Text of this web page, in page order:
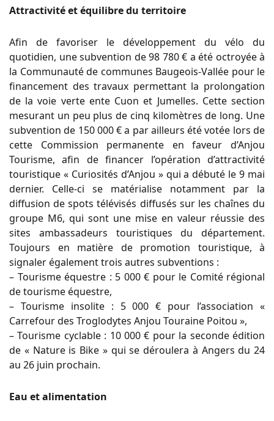
Attractivité et équilibre du territoire
Afin de favoriser le développement du vélo du
quotidien, une subvention de 98 780 € a été octroyée à
la Communauté de communes Baugeois-Vallée pour le
financement des travaux permettant la prolongation
de la voie verte ente Cuon et Jumelles. Cette section
mesurant un peu plus de cinq kilomètres de long. Une
subvention de 150 000 € a par ailleurs été votée lors de
cette Commission permanente en faveur d’Anjou
Tourisme, afin de financer l’opération d’attractivité
touristique « Curiosités d’Anjou » qui a débuté le 9 mai
dernier. Celle-ci se matérialise notamment par la
diffusion de spots télévisés diffusés sur les chaînes du
groupe M6, qui sont une mise en valeur réussie des
sites ambassadeurs touristiques du département.
Toujours en matière de promotion touristique, à
signaler également trois autres subventions :
– Tourisme équestre : 5 000 € pour le Comité régional
de tourisme équestre,
– Tourisme insolite : 5 000 € pour l’association «
Carrefour des Troglodytes Anjou Touraine Poitou »,
– Tourisme cyclable : 10 000 € pour la seconde édition
de « Nature is Bike » qui se déroulera à Angers du 24
au 26 juin prochain.
Eau et alimentation